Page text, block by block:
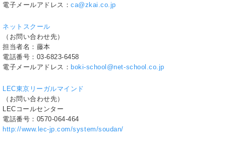
電子メールアドレス：ca@zkai.co.jp
ネットスクール
（お問い合わせ先）
担当者名：藤本
電話番号：03-6823-6458
電子メールアドレス： boki-school@net-school.co.jp
LEC東京リーガルマインド
（お問い合わせ先）
LECコールセンター
電話番号：0570-064-464
http://www.lec-jp.com/system/soudan/